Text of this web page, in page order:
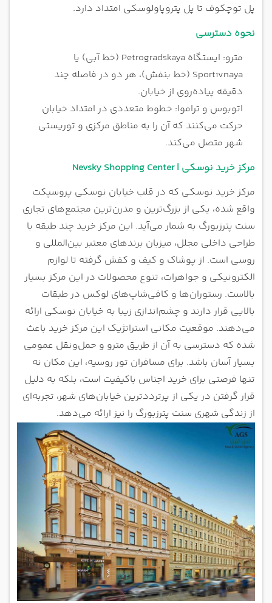
پل توچکوف تا پل پتروپاولوسکی امتداد دارد.
نحوه دسترسی
مترو: ایستگاه Petrogradskaya (خط آبی) یا
Sportivnaya (خط بنفش)، هر دو در فاصله چند
دقیقه پیاده‌روی از خیابان.
اتوبوس و تراموا: خطوط متعددی در امتداد خیابان
حرکت می‌کنند که آن را به مناطق مرکزی و توریستی
شهر متصل می‌کند.
مرکز خرید نوسکی | Nevsky Shopping Center
مرکز خرید نوسکی که در قلب خیابان نوسکی پروسپکت
واقع شده، یکی از بزرگ‌ترین و مدرن‌ترین مجتمع‌های تجاری
سنت پترزبورگ به شمار می‌آید. این مرکز خرید چند طبقه با
طراحی داخلی مجلل، میزبان برندهای معتبر بین‌المللی و
روسی است. از پوشاک و کیف و کفش گرفته تا لوازم
الکترونیکی و جواهرات، تنوع محصولات در این مرکز بسیار
بالاست. رستوران‌ها و کافی‌شاپ‌های لوکس در طبقات
بالایی قرار دارند و چشم‌اندازی زیبا به خیابان نوسکی ارائه
می‌دهند. موقعیت مکانی استراتژیک این مرکز خرید باعث
شده که دسترسی به آن از طریق مترو و حمل‌ونقل عمومی
بسیار آسان باشد. برای مسافران تور روسیه، این مکان نه
تنها فرصتی برای خرید اجناس باکیفیت است، بلکه به دلیل
قرار گرفتن در یکی از پرترددترین خیابان‌های شهر، تجربه‌ای
از زندگی شهری سنت پترزبورگ را نیز ارائه می‌دهد.